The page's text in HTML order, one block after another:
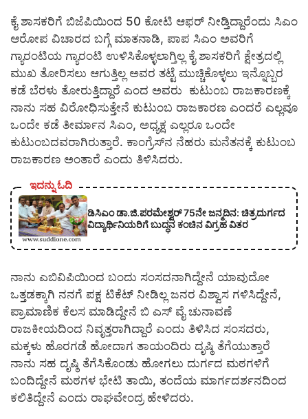
ಕೈ ಶಾಸಕರಿಗೆ ಬಿಜೆಪಿಯಿಂದ 50 ಕೋಟಿ ಆಫರ್ ನೀಡ್ತಿದ್ದಾರೆಂದು ಸಿಎಂ
ಆರೋಪ ವಿಚಾರದ ಬಗ್ಗೆ ಮಾತನಾಡಿ, ಪಾಪ ಸಿಎಂ ಅವರಿಗೆ
ಗ್ಯಾರಂಟಿಯ ಗ್ಯಾರಂಟಿ ಉಳಿಸಿಕೊಳ್ಳಲಾಗ್ತಿಲ್ಲ ಕೈ ಶಾಸಕರಿಗೆ ಕ್ಷೇತ್ರದಲ್ಲಿ
ಮುಖ ತೋರಿಸಲು ಆಗುತ್ತಿಲ್ಲ ಅವರ ತಟ್ಟೆ ಮುಚ್ಚಿಕೊಳ್ಳಲು ಇನ್ನೊಬ್ಬರ
ಕಡೆ ಬೆರಳು ತೋರುತ್ತಿದ್ದಾರೆ ಎಂದ ಅವರು ಕುಟುಂಬ ರಾಜಕಾರಣಕ್ಕೆ
ನಾನು ಸಹ ವಿರೋಧಿಸುತ್ತೇನೆ ಕುಟುಂಬ ರಾಜಕಾರಣ ಎಂದರೆ ಎಲ್ಲವೂ
ಒಂದೇ ಕಡೆ ತೀರ್ಮಾನ ಸಿಎಂ, ಅಧ್ಯಕ್ಷ ಎಲ್ಲರೂ ಒಂದೇ
ಕುಟುಂಬದವರಾಗಿರುತ್ತಾರೆ. ಕಾಂಗ್ರೆಸ್‍ನ ನೆಹರು ಮನೆತನಕ್ಕೆ ಕುಟುಂಬ
ರಾಜಕಾರಣ ಅಂತಾರೆ ಎಂದು ತಿಳಿಸಿದರು.
ಇದನ್ನು ಓದಿ
ಡಿಸಿಎಂ ಡಾ.ಜಿ.ಪರಮೇಶ್ವರ್ 75ನೇ ಜನ್ಮದಿನ: ಚಿತ್ರದುರ್ಗದ
ವಿದ್ಯಾರ್ಥಿನಿಯರಿಗೆ ಬುದ್ಧನ ಕಂಚಿನ ವಿಗ್ರಹ ವಿತರ
ನಾನು ಎಬಿವಿಪಿಯಿಂದ ಬಂದು ಸಂಸದನಾಗಿದ್ದೇನೆ ಯಾವುದೋ
ಒತ್ತಡಕ್ಕಾಗಿ ನನಗೆ ಪಕ್ಷ ಟಿಕೆಟ್ ನೀಡಿಲ್ಲ ಜನರ ವಿಶ್ವಾಸ ಗಳಿಸಿದ್ದೇನೆ,
ಪ್ರಾಮಾಣಿಕ ಕೆಲಸ ಮಾಡಿದ್ದೇನೆ ಬಿ ಎಸ್ ವೈ ಚುನಾವಣೆ
ರಾಜಕೀಯದಿಂದ ನಿವೃತ್ತರಾಗಿದ್ದಾರೆ ಎಂದು ತಿಳಿಸಿದ ಸಂಸದರು,
ಮಕ್ಕಳು ಹೊರಗಡೆ ಹೋದಾಗ ತಾಯಂದಿರು ದೃಷ್ಠಿ ತೆಗೆಯುತ್ತಾರೆ
ನಾನು ಸಹ ದೃಷ್ಠಿ ತೆಗೆಸಿಕೊಂಡು ಹೋಗಲು ದುರ್ಗದ ಮಠಗಳಿಗೆ
ಬಂದಿದ್ದೇನೆ ಮಠಗಳ ಭೇಟಿ ತಾಯಿ, ತಂದೆಯ ಮಾರ್ಗದರ್ಶನದಿಂದ
ಕಲಿತಿದ್ದೇನೆ ಎಂದು ರಾಘವೇಂದ್ರ ಹೇಳಿದರು.